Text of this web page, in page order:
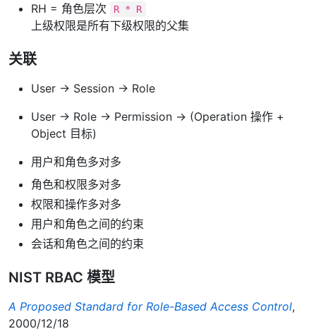
RH = 角色层次 R * R
上级权限是所有下级权限的父集
关联
User -> Session -> Role
User -> Role -> Permission -> (Operation 操作 +
Object 目标)
用户和角色多对多
角色和权限多对多
权限和操作多对多
用户和角色之间的约束
会话和角色之间的约束
NIST RBAC 模型
A Proposed Standard for Role-Based Access Control,
2000/12/18